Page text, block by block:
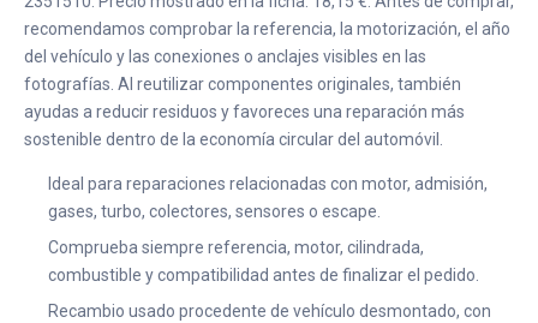
recomendamos comprobar la referencia, la motorización, el año
del vehículo y las conexiones o anclajes visibles en las
fotografías. Al reutilizar componentes originales, también
ayudas a reducir residuos y favoreces una reparación más
sostenible dentro de la economía circular del automóvil.
Ideal para reparaciones relacionadas con motor, admisión,
gases, turbo, colectores, sensores o escape.
Comprueba siempre referencia, motor, cilindrada,
combustible y compatibilidad antes de finalizar el pedido.
Recambio usado procedente de vehículo desmontado, con